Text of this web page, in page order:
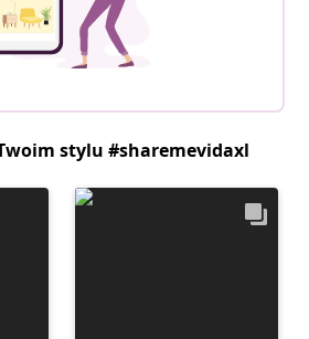
stylu #sharemevidaxl